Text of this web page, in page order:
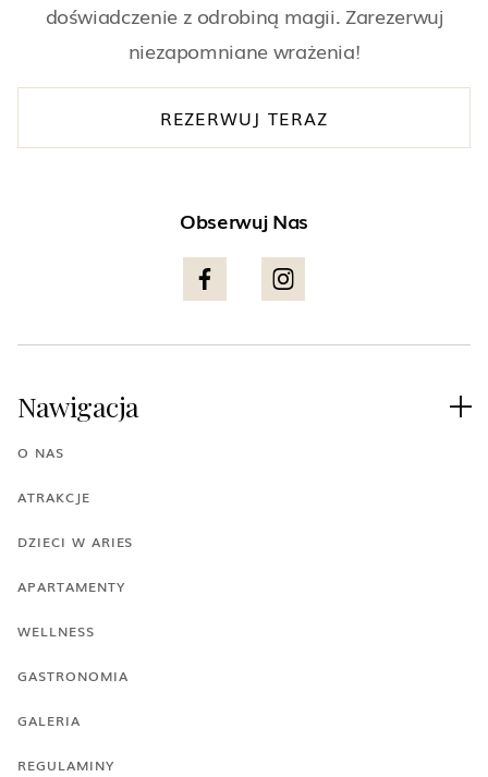
doświadczenie z odrobiną magii. Zarezerwuj
niezapomniane wrażenia!
REZERWUJ TERAZ
Obserwuj Nas
Nawigacja 
O NAS
ATRAKCJE
DZIECI W ARIES
APARTAMENTY
WELLNESS
GASTRONOMIA
GALERIA
REGULAMINY